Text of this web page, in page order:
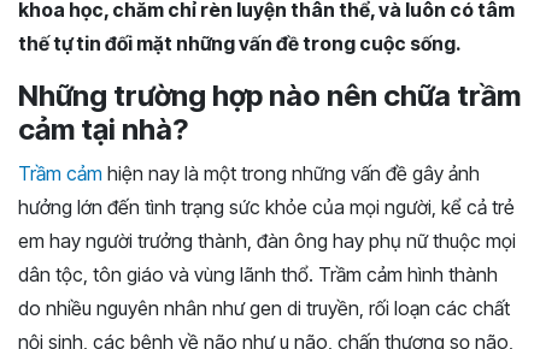
khoa học, chăm chỉ rèn luyện thân thể, và luôn có tâm
thế tự tin đối mặt những vấn đề trong cuộc sống.
Những trường hợp nào nên chữa trầm
cảm tại nhà?
Trầm cảm hiện nay là một trong những vấn đề gây ảnh
hưởng lớn đến tình trạng sức khỏe của mọi người, kể cả trẻ
em hay người trưởng thành, đàn ông hay phụ nữ thuộc mọi
dân tộc, tôn giáo và vùng lãnh thổ. Trầm cảm hình thành
do nhiều nguyên nhân như gen di truyền, rối loạn các chất
nội sinh, các bệnh về não như u não, chấn thương sọ não,